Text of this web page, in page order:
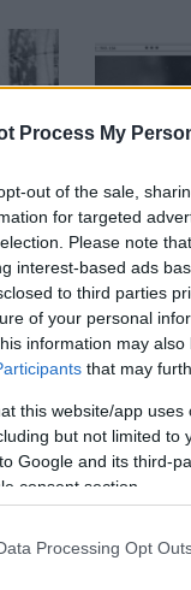
Process My
out of the sale,
for targeted
Please note
interest-based ads
to third parties
of your personal
information may
that may
this website/app
but not limited to
Google and its third-
consent section.
Processing Opt
A
AI-